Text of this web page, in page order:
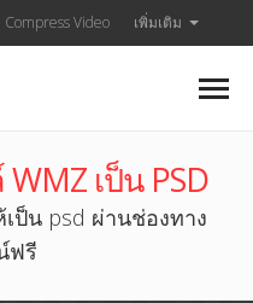
Compress Video เพิ่มเติม
เป็น PSD
ป็น psd ผ่านช่องทาง
ฟรี